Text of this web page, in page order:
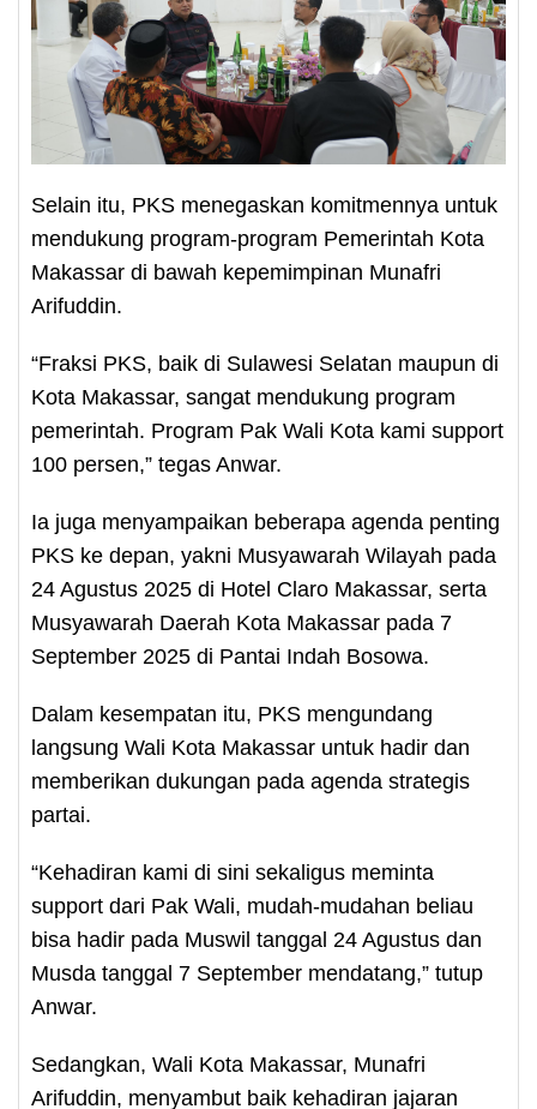
Selain itu, PKS menegaskan komitmennya untuk
mendukung program-program Pemerintah Kota
Makassar di bawah kepemimpinan Munafri
Arifuddin.
“Fraksi PKS, baik di Sulawesi Selatan maupun di
Kota Makassar, sangat mendukung program
pemerintah. Program Pak Wali Kota kami support
100 persen,” tegas Anwar.
Ia juga menyampaikan beberapa agenda penting
PKS ke depan, yakni Musyawarah Wilayah pada
24 Agustus 2025 di Hotel Claro Makassar, serta
Musyawarah Daerah Kota Makassar pada 7
September 2025 di Pantai Indah Bosowa.
Dalam kesempatan itu, PKS mengundang
langsung Wali Kota Makassar untuk hadir dan
memberikan dukungan pada agenda strategis
partai.
“Kehadiran kami di sini sekaligus meminta
support dari Pak Wali, mudah-mudahan beliau
bisa hadir pada Muswil tanggal 24 Agustus dan
Musda tanggal 7 September mendatang,” tutup
Anwar.
Sedangkan, Wali Kota Makassar, Munafri
Arifuddin, menyambut baik kehadiran jajaran